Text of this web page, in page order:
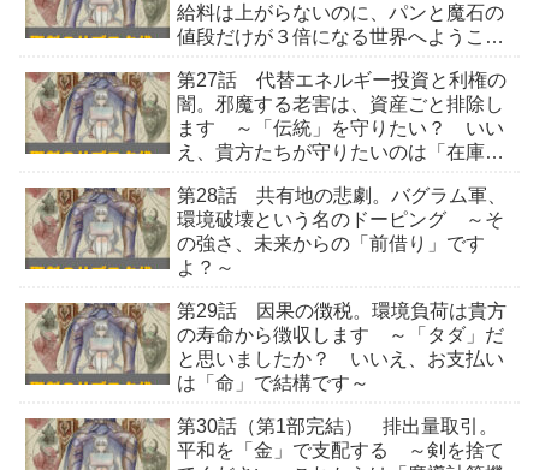
給料は上がらないのに、パンと魔石の
値段だけが３倍になる世界へようこそ
第27話 代替エネルギー投資と利権の
闇。邪魔する老害は、資産ごと排除し
ます ～「伝統」を守りたい？ いい
え、貴方たちが守りたいのは「在庫の
第28話 共有地の悲劇。バグラム軍、
環境破壊という名のドーピング ～そ
の強さ、未来からの「前借り」です
よ？～
第29話 因果の徴税。環境負荷は貴方
の寿命から徴収します ～「タダ」だ
と思いましたか？ いいえ、お支払い
は「命」で結構です～
第30話（第1部完結） 排出量取引。
平和を「金」で支配する ～剣を捨て